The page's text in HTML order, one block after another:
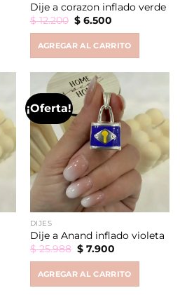
Dije a corazon inflado verde
$12.200 Original
price
$ 12.200.
$6.500Current
$ 6.500.
AGREGAR AL CARRITO
¡Oferta!
DIJES
Dije a Anand inflado violeta
$25.988 Original
price
$ 25.988.
$7.900Current
$ 7.900.
AGREGAR AL CARRITO